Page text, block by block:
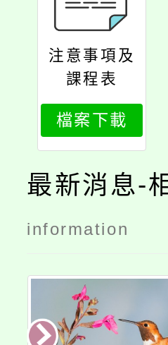
注意事項及
課程表
檔案下載
最新消息-
information